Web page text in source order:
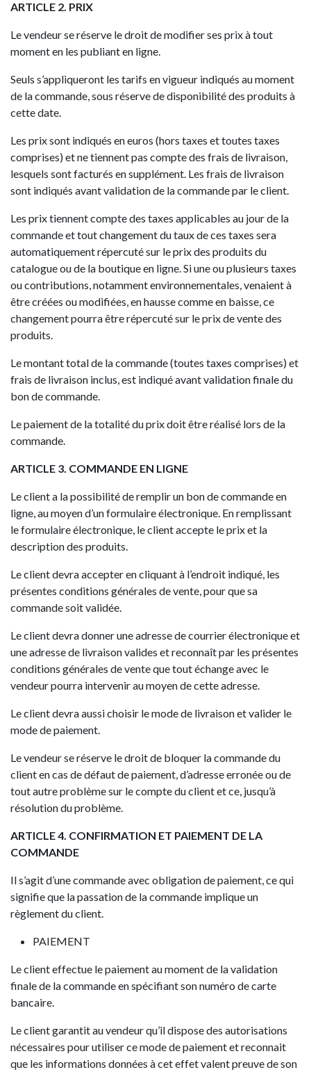
ARTICLE 2. PRIX
Le vendeur se réserve le droit de modifier ses prix à tout
moment en les publiant en ligne.
Seuls s’appliqueront les tarifs en vigueur indiqués au moment
de la commande, sous réserve de disponibilité des produits à
cette date.
Les prix sont indiqués en euros (hors taxes et toutes taxes
comprises) et ne tiennent pas compte des frais de livraison,
lesquels sont facturés en supplément. Les frais de livraison
sont indiqués avant validation de la commande par le client.
Les prix tiennent compte des taxes applicables au jour de la
commande et tout changement du taux de ces taxes sera
automatiquement répercuté sur le prix des produits du
catalogue ou de la boutique en ligne. Si une ou plusieurs taxes
ou contributions, notamment environnementales, venaient à
être créées ou modifiées, en hausse comme en baisse, ce
changement pourra être répercuté sur le prix de vente des
produits.
Le montant total de la commande (toutes taxes comprises) et
frais de livraison inclus, est indiqué avant validation finale du
bon de commande.
Le paiement de la totalité du prix doit être réalisé lors de la
commande.
ARTICLE 3. COMMANDE EN LIGNE
Le client a la possibilité de remplir un bon de commande en
ligne, au moyen d’un formulaire électronique. En remplissant
le formulaire électronique, le client accepte le prix et la
description des produits.
Le client devra accepter en cliquant à l’endroit indiqué, les
présentes conditions générales de vente, pour que sa
commande soit validée.
Le client devra donner une adresse de courrier électronique et
une adresse de livraison valides et reconnaît par les présentes
conditions générales de vente que tout échange avec le
vendeur pourra intervenir au moyen de cette adresse.
Le client devra aussi choisir le mode de livraison et valider le
mode de paiement.
Le vendeur se réserve le droit de bloquer la commande du
client en cas de défaut de paiement, d’adresse erronée ou de
tout autre problème sur le compte du client et ce, jusqu’à
résolution du problème.
ARTICLE 4. CONFIRMATION ET PAIEMENT DE LA
COMMANDE
Il s’agit d’une commande avec obligation de paiement, ce qui
signifie que la passation de la commande implique un
règlement du client.
PAIEMENT
Le client effectue le paiement au moment de la validation
finale de la commande en spécifiant son numéro de carte
bancaire.
Le client garantit au vendeur qu’il dispose des autorisations
nécessaires pour utiliser ce mode de paiement et reconnait
que les informations données à cet effet valent preuve de son